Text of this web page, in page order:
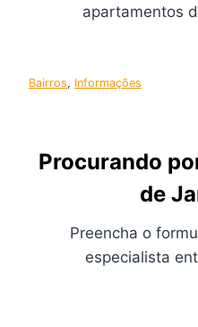
apartamentos
Bairros, Informações
Procurando
de
Preencha o
especialista